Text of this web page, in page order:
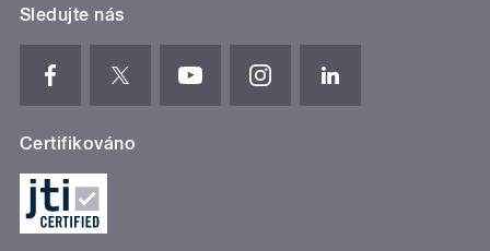
Sledujte nás
Certifikováno